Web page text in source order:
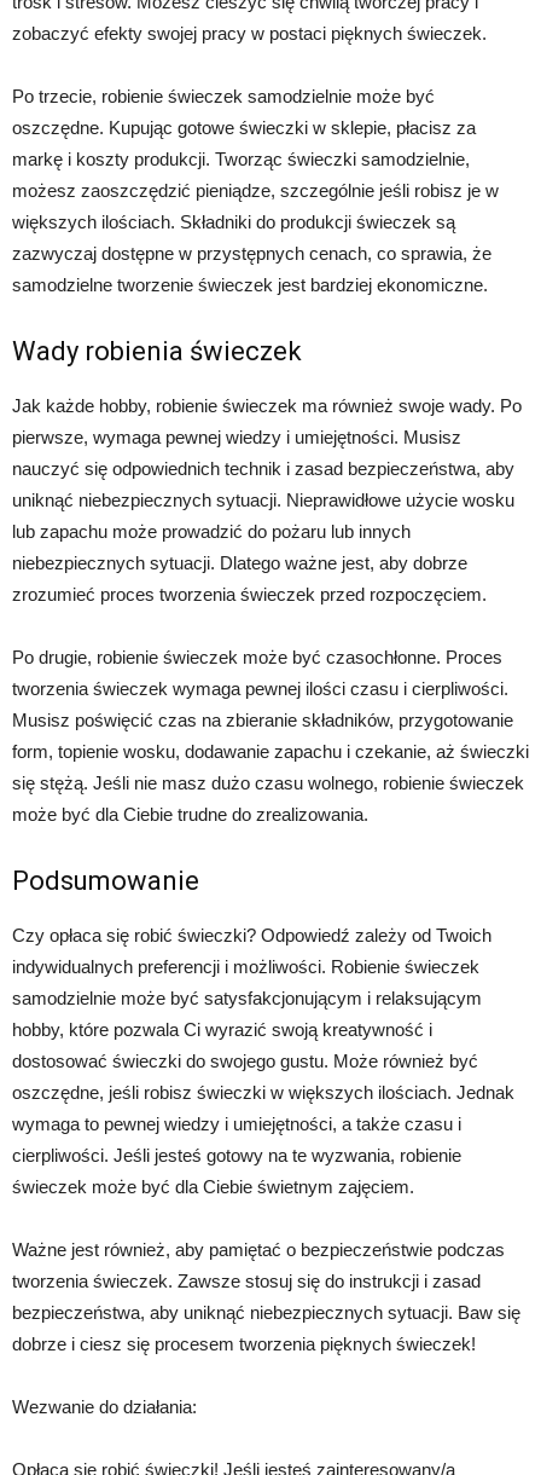
zobaczyć efekty swojej pracy w postaci pięknych świeczek.
Po trzecie, robienie świeczek samodzielnie może być
oszczędne. Kupując gotowe świeczki w sklepie, płacisz za
markę i koszty produkcji. Tworząc świeczki samodzielnie,
możesz zaoszczędzić pieniądze, szczególnie jeśli robisz je w
większych ilościach. Składniki do produkcji świeczek są
zazwyczaj dostępne w przystępnych cenach, co sprawia, że
samodzielne tworzenie świeczek jest bardziej ekonomiczne.
Wady robienia świeczek
Jak każde hobby, robienie świeczek ma również swoje wady. Po
pierwsze, wymaga pewnej wiedzy i umiejętności. Musisz
nauczyć się odpowiednich technik i zasad bezpieczeństwa, aby
uniknąć niebezpiecznych sytuacji. Nieprawidłowe użycie wosku
lub zapachu może prowadzić do pożaru lub innych
niebezpiecznych sytuacji. Dlatego ważne jest, aby dobrze
zrozumieć proces tworzenia świeczek przed rozpoczęciem.
Po drugie, robienie świeczek może być czasochłonne. Proces
tworzenia świeczek wymaga pewnej ilości czasu i cierpliwości.
Musisz poświęcić czas na zbieranie składników, przygotowanie
form, topienie wosku, dodawanie zapachu i czekanie, aż świeczki
się stężą. Jeśli nie masz dużo czasu wolnego, robienie świeczek
może być dla Ciebie trudne do zrealizowania.
Podsumowanie
Czy opłaca się robić świeczki? Odpowiedź zależy od Twoich
indywidualnych preferencji i możliwości. Robienie świeczek
samodzielnie może być satysfakcjonującym i relaksującym
hobby, które pozwala Ci wyrazić swoją kreatywność i
dostosować świeczki do swojego gustu. Może również być
oszczędne, jeśli robisz świeczki w większych ilościach. Jednak
wymaga to pewnej wiedzy i umiejętności, a także czasu i
cierpliwości. Jeśli jesteś gotowy na te wyzwania, robienie
świeczek może być dla Ciebie świetnym zajęciem.
Ważne jest również, aby pamiętać o bezpieczeństwie podczas
tworzenia świeczek. Zawsze stosuj się do instrukcji i zasad
bezpieczeństwa, aby uniknąć niebezpiecznych sytuacji. Baw się
dobrze i ciesz się procesem tworzenia pięknych świeczek!
Wezwanie do działania:
Opłaca się robić świeczki! Jeśli jesteś zainteresowany/a